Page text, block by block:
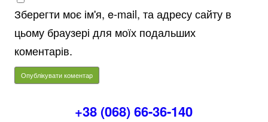
Зберегти моє ім'я, e-mail, та адресу сайту в
цьому браузері для моїх подальших
коментарів.
+38 (068) 66-36-140